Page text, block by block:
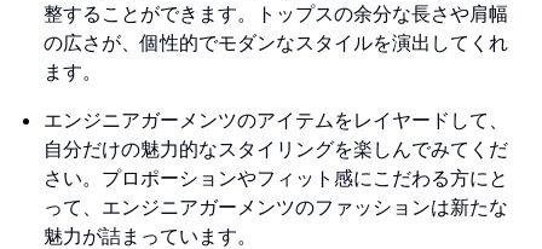
整することができます。トップスの余分な長さや肩幅
の広さが、個性的でモダンなスタイルを演出してくれ
ます。
エンジニアガーメンツのアイテムをレイヤードして、
自分だけの魅力的なスタイリングを楽しんでみてくだ
さい。プロポーションやフィット感にこだわる方にと
って、エンジニアガーメンツのファッションは新たな
魅力が詰まっています。